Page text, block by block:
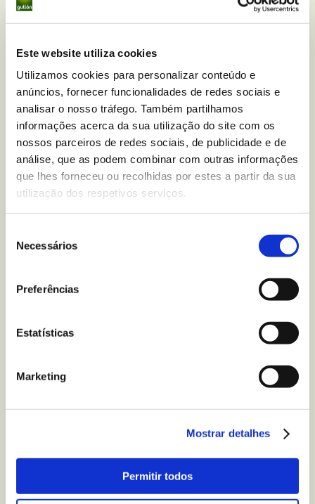
Este website utiliza cookies
Utilizamos cookies para personalizar conteúdo e
anúncios, fornecer funcionalidades de redes sociais e
analisar o nosso tráfego. Também partilhamos
informações acerca da sua utilização do site com os
nossos parceiros de redes sociais, de publicidade e de
análise, que as podem combinar com outras informações
que lhes forneceu ou recolhidas por estes a partir da sua
utilização dos respetivos serviços.
Necessários
Preferências
Estatísticas
Marketing
Mostrar detalhes
Permitir todos
Você tem alguma dúvida
nutricional sobreBolachas
Cookies de Cacau com
Pepitas de Chocolate Sem
Glúten?
Mais recentes